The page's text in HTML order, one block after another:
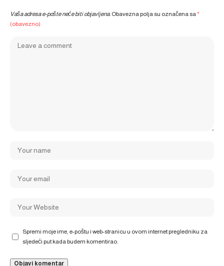
Vaša adresa e-pošte neće biti objavljena. Obavezna polja su označena sa*
(obavezno)
Spremi moje ime, e-poštu i web-stranicu u ovom internet pregledniku za
sljedeći put kada budem komentirao.